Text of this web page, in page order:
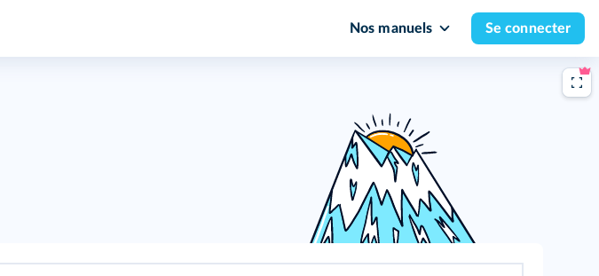
Nos manuels Se connecter